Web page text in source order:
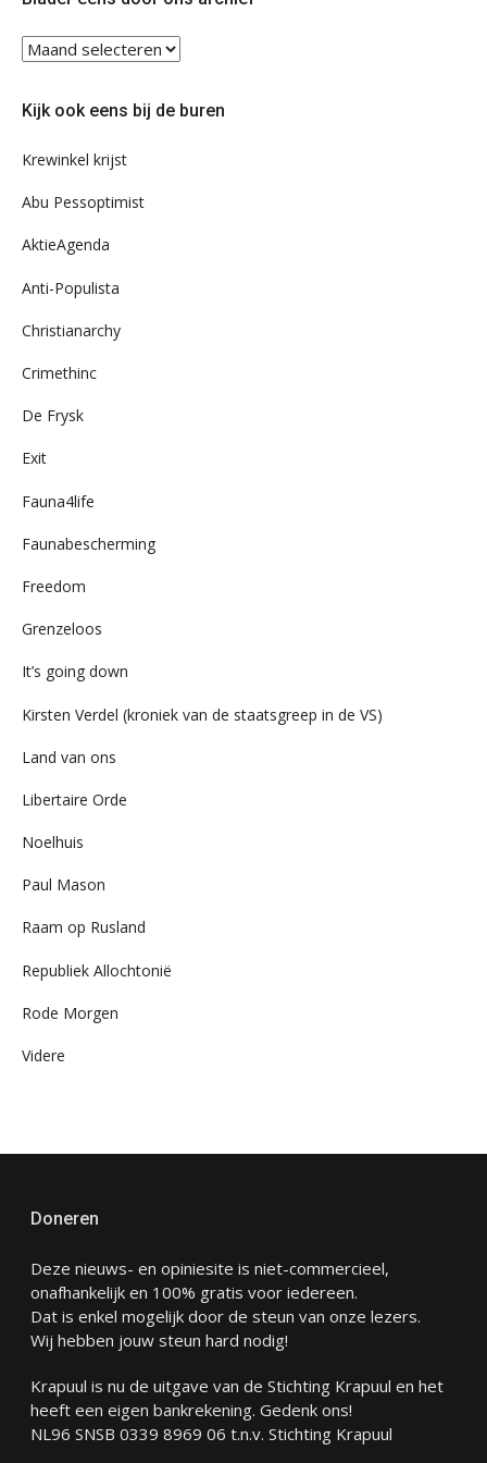
Blader
eens
ons
Kijk ook eens bij de buren
Krewinkel krijst
Abu Pessoptimist
AktieAgenda
Anti-Populista
Christianarchy
Crimethinc
De Frysk
Exit
Fauna4life
Faunabescherming
Freedom
Grenzeloos
It’s going down
Kirsten Verdel (kroniek van de staatsgreep in de VS)
Land van ons
Libertaire Orde
Noelhuis
Paul Mason
Raam op Rusland
Republiek Allochtonië
Rode Morgen
Videre
Doneren
Deze nieuws- en opiniesite is niet-commercieel,
onafhankelijk en 100% gratis voor iedereen.
Dat is enkel mogelijk door de steun van onze lezers.
Wij hebben jouw steun hard nodig!
Krapuul is nu de uitgave van de Stichting Krapuul en het
heeft een eigen bankrekening. Gedenk ons!
NL96 SNSB 0339 8969 06 t.n.v. Stichting Krapuul